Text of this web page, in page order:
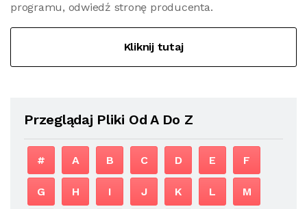
programu, odwiedź stronę producenta.
Kliknij tutaj
Przeglądaj Pliki Od A Do Z
# A B C D E F
G H I J K L M